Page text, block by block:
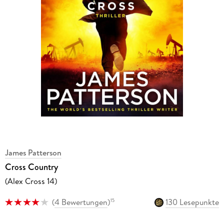
James Patterson
Cross Country
(Alex Cross 14)
(4 Bewertungen)15
130 Lesepunkte